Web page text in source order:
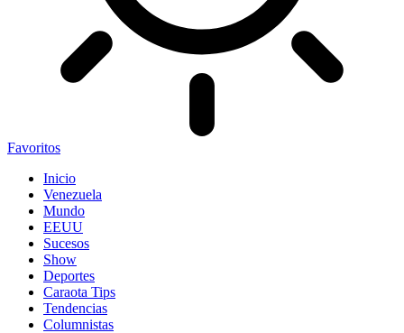
Favoritos
Inicio
Venezuela
Mundo
EEUU
Sucesos
Show
Deportes
Caraota Tips
Tendencias
Columnistas